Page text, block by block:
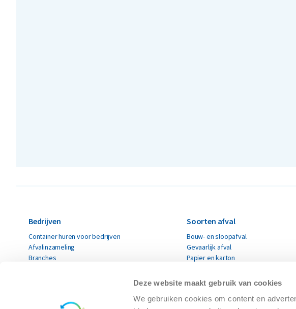
Deze website maakt gebruik van cookies
We gebruiken cookies om content en
Bedrijven
Container huren voor bedrijven
Afvalinzameling
Branches
Soorten afval
Bouw- en sloopafval
Gevaarlijk afval
Papier en karton
Alle soorten afval
Circulaire materialen